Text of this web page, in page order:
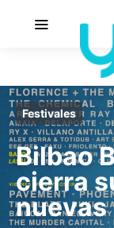
Festivales
Bilbao
cierra